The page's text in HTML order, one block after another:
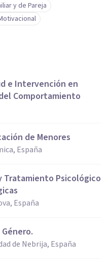
y de Pareja
e Intervención en
Comportamiento
de Menores
España
Tratamiento Psicológico
España
de Nebrija, España